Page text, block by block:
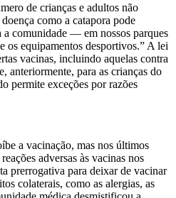
de crianças e adultos não
como a catapora pode
a comunidade — em nossos parques
os equipamentos desportivos.” A lei
vacinas, incluindo aquelas contra
anteriormente, para as crianças do
permite exceções por razões
a vacinação, mas nos últimos
adversas às vacinas nos
prerrogativa para deixar de vacinar
colaterais, como as alergias, as